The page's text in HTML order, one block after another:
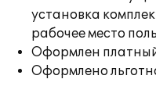
установка
рабочее место
Оформлен
Оформлено